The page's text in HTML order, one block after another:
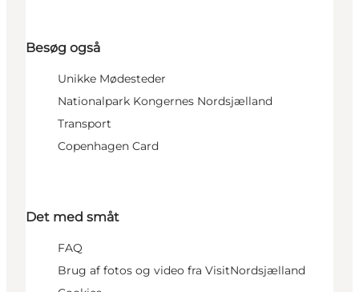
Besøg også
Unikke Mødesteder
Nationalpark Kongernes Nordsjælland
Transport
Copenhagen Card
Det med småt
FAQ
Brug af fotos og video fra VisitNordsjælland